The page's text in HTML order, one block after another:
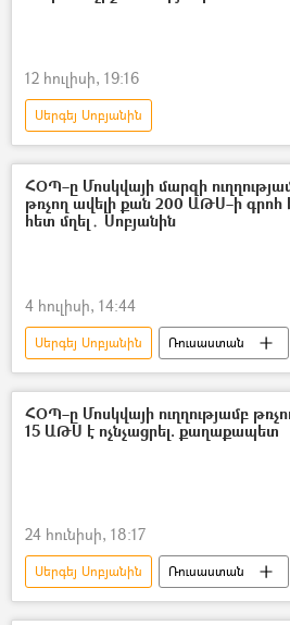
12 հուլիսի, 19:16
Սերգեյ Սոբյանին
Մոսկվա
անօդաչու թռչող
Պատերազմ
ՀՕՊ–ը Մոսկվայի մարզի
թռչող ավելի քան 200 ԱԹՍ–ի գրոհ
հետ մղել․ Սոբյանին
4 հուլիսի, 14:44
Սերգեյ Սոբյանին Ռուսաստան
անօդաչու թռչող սարք (ԱԹՍ)
ՀՕՊ–ը Մոսկվայի ուղղությամբ
15 ԱԹՍ է ոչնչացրել. քաղաքապետ
24 հունիսի, 18:17
Սերգեյ Սոբյանին
Ռուսաստան
Ուկրաինա